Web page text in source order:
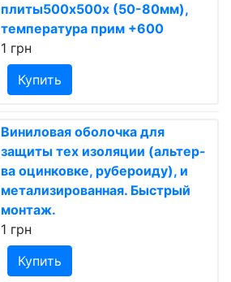
плиты500х500х (50-80мм),
температура прим +600
1 грн
Купить
Виниловая оболочка для
защиты тех изоляции (альтер-
ва оцинковке, рубероиду), и
метализированная. Быстрый
монтаж.
1 грн
Купить